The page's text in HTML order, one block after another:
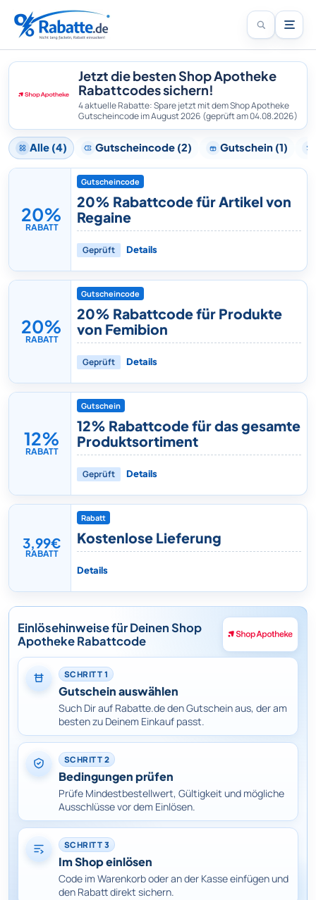
Jetzt die besten Shop Apotheke
Rabattcodes sichern!
4 aktuelle Rabatte: Spare jetzt mit dem Shop Apotheke
Gutscheincode im August 2026 (geprüft am 04.08.2026)
Alle (4) Gutscheincode (2) Gutschein (1)
20%
RABATT
Gutscheincode
20% Rabattcode für Artikel von
Regaine
Geprüft Details
20%
RABATT
Gutscheincode
20% Rabattcode für Produkte
von Femibion
Geprüft Details
12%
RABATT
Gutschein
12% Rabattcode für das gesamte
Produktsortiment
Geprüft Details
3,99€
RABATT
Rabatt
Kostenlose Lieferung
Details
Einlösehinweise für Deinen Shop
Apotheke Rabattcode
SCHRITT 1
Gutschein auswählen
Such Dir auf Rabatte.de den Gutschein aus, der am
besten zu Deinem Einkauf passt.
SCHRITT 2
Bedingungen prüfen
Prüfe Mindestbestellwert, Gültigkeit und mögliche
Ausschlüsse vor dem Einlösen.
SCHRITT 3
Im Shop einlösen
Code im Warenkorb oder an der Kasse einfügen und
den Rabatt direkt sichern.